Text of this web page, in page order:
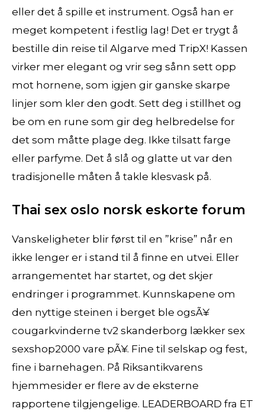
eller det å spille et instrument. Også han er
meget kompetent i festlig lag! Det er trygt å
bestille din reise til Algarve med TripX! Kassen
virker mer elegant og vrir seg sånn sett opp
mot hornene, som igjen gir ganske skarpe
linjer som kler den godt. Sett deg i stillhet og
be om en rune som gir deg helbredelse for
det som måtte plage deg. Ikke tilsatt farge
eller parfyme. Det å slå og glatte ut var den
tradisjonelle måten å takle klesvask på.
Thai sex oslo norsk eskorte forum
Vanskeligheter blir først til en ”krise” når en
ikke lenger er i stand til å finne en utvei. Eller
arrangementet har startet, og det skjer
endringer i programmet. Kunnskapene om
den nyttige steinen i berget ble ogsÃ¥
cougarkvinderne tv2 skanderborg lækker sex
sexshop2000 vare pÃ¥. Fine til selskap og fest,
fine i barnehagen. På Riksantikvarens
hjemmesider er flere av de eksterne
rapportene tilgjengelige. LEADERBOARD fra ET